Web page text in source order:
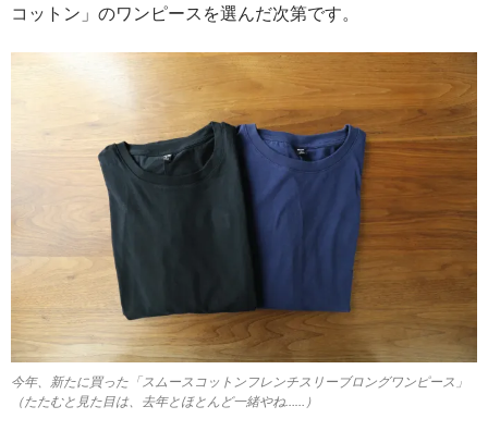
コットン」のワンピースを選んだ次第です。
今年、新たに買った「スムースコットンフレンチスリーブロングワンピース」
（たたむと見た目は、去年とほとんど一緒やね……）